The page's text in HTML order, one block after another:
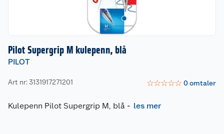
Pilot Supergrip M kulepenn, blå
PILOT
Art nr: 3131917271201 ☆☆☆☆☆ 0omtaler
Kulepenn Pilot Supergrip M, blå - les mer